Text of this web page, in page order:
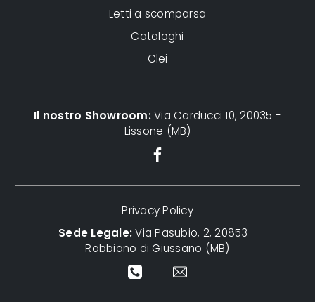
Letti a scomparsa
Cataloghi
Clei
Il nostro Showroom:Via Carducci 10, 20035 -
Lissone (MB)
Privacy Policy
Sede Legale:Via Pasubio, 2, 20853 -
Robbiano di Giussano (MB)